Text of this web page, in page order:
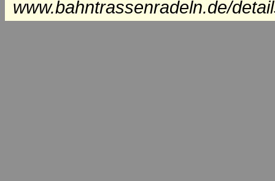
www.bahntrassenradeln.de/